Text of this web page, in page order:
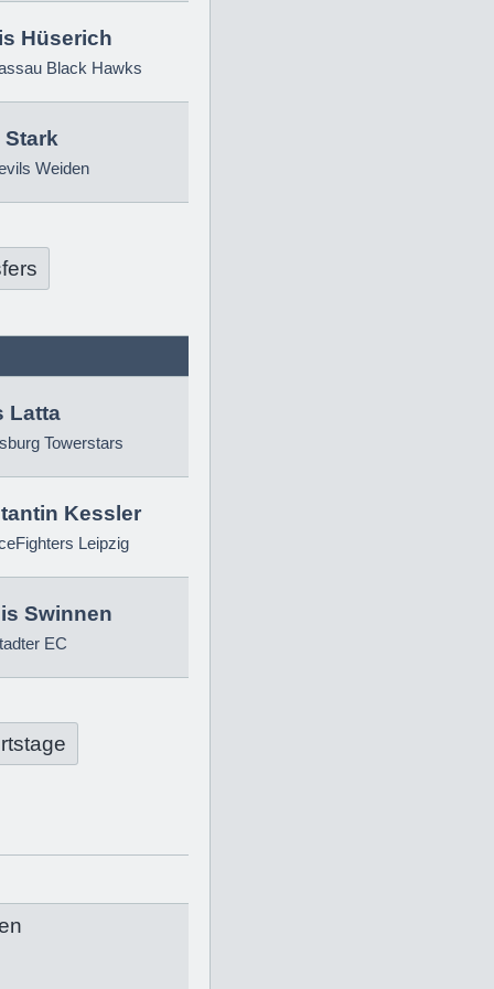
Hüserich
Black Hawks
Stark
Weiden
Latta
Towerstars
Kessler
Leipzig
Swinnen
EC